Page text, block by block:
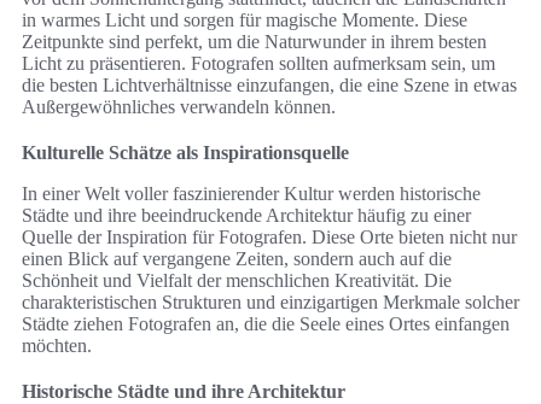
in warmes Licht und sorgen für magische Momente. Diese
Zeitpunkte sind perfekt, um die Naturwunder in ihrem besten
Licht zu präsentieren. Fotografen sollten aufmerksam sein, um
die besten Lichtverhältnisse einzufangen, die eine Szene in etwas
Außergewöhnliches verwandeln können.
Kulturelle Schätze als Inspirationsquelle
In einer Welt voller faszinierender Kultur werden historische
Städte und ihre beeindruckende Architektur häufig zu einer
Quelle der Inspiration für Fotografen. Diese Orte bieten nicht nur
einen Blick auf vergangene Zeiten, sondern auch auf die
Schönheit und Vielfalt der menschlichen Kreativität. Die
charakteristischen Strukturen und einzigartigen Merkmale solcher
Städte ziehen Fotografen an, die die Seele eines Ortes einfangen
möchten.
Historische Städte und ihre Architektur